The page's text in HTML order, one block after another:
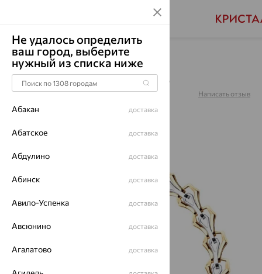
Главная Каталог Браслеты декоративные
Браслет, золото, 051623
Артикул:051623 Написать отзыв
Не удалось определить
ваш город, выберите
нужный из списка ниже
Абакан доставка
Абатское доставка
Абдулино доставка
Абинск доставка
Авило-Успенка доставка
Авсюнино доставка
Агалатово доставка